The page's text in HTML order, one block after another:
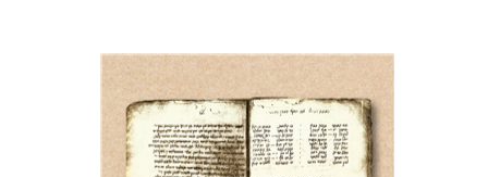
יוסף הכהן
ראובן בונפיל